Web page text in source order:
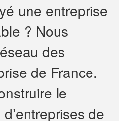
une entreprise
? Nous
des
de France.
le
de